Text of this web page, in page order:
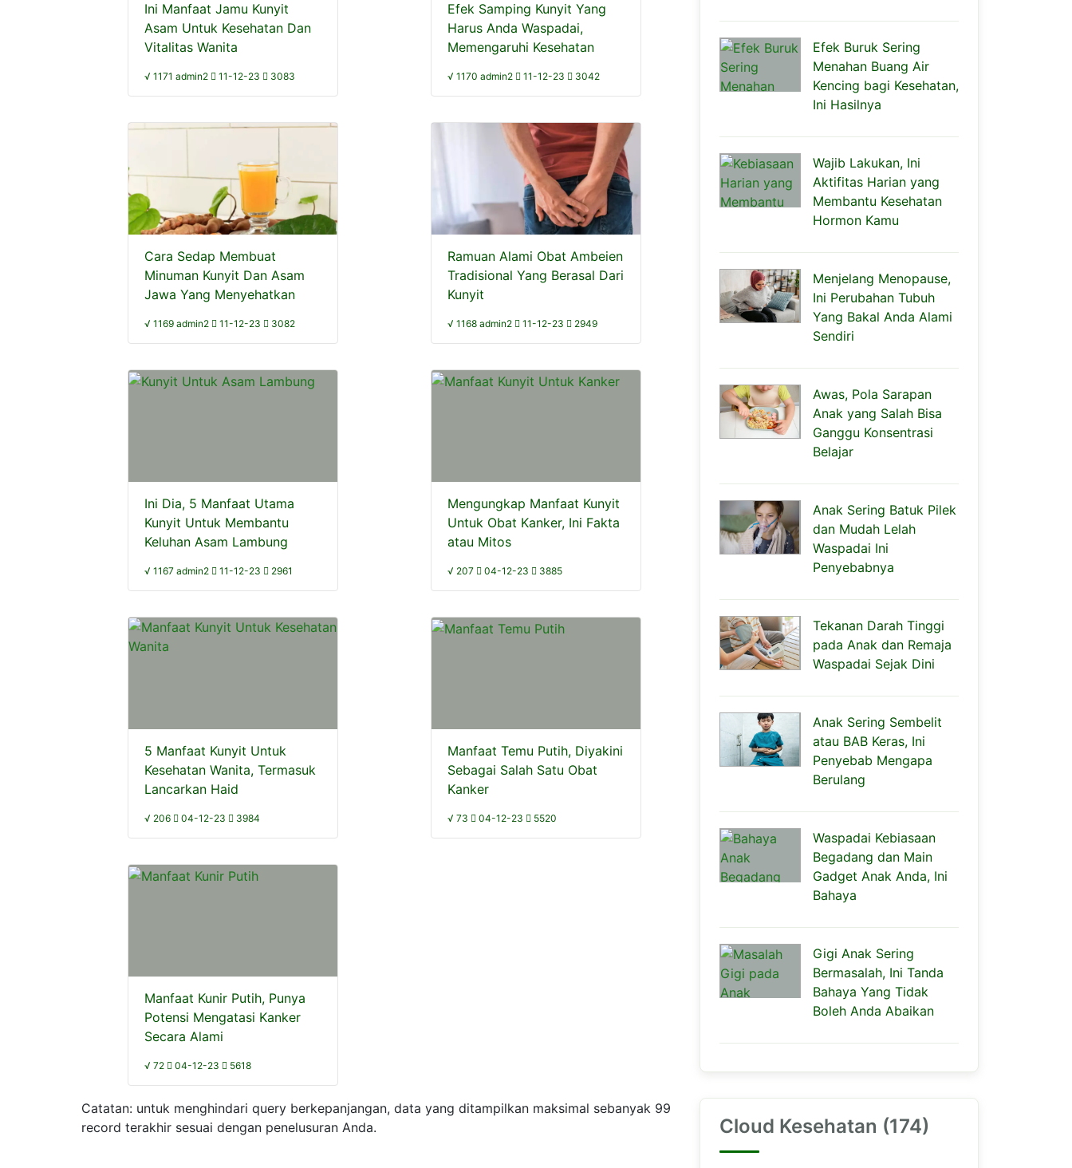
Ini Manfaat Jamu Kunyit
Asam Untuk Kesehatan Dan
Vitalitas Wanita
√ 1171 admin2 11-12-23 3083
Efek Samping Kunyit Yang
Harus Anda Waspadai,
Memengaruhi Kesehatan
√ 1170 admin2 11-12-23 3042
Cara Sedap Membuat
Minuman Kunyit Dan Asam
Jawa Yang Menyehatkan
√ 1169 admin2 11-12-23 3082
Ramuan Alami Obat Ambeien
Tradisional Yang Berasal Dari
Kunyit
√ 1168 admin2 11-12-23 2949
Ini Dia, 5 Manfaat Utama
Kunyit Untuk Membantu
Keluhan Asam Lambung
√ 1167 admin2 11-12-23 2961
Mengungkap Manfaat Kunyit
Untuk Obat Kanker, Ini Fakta
atau Mitos
√ 207 04-12-23 3885
5 Manfaat Kunyit Untuk
Kesehatan Wanita, Termasuk
Lancarkan Haid
√ 206 04-12-23 3984
Manfaat Temu Putih, Diyakini
Sebagai Salah Satu Obat
Kanker
√ 73 04-12-23 5520
Manfaat Kunir Putih, Punya
Potensi Mengatasi Kanker
Secara Alami
√ 72 04-12-23 5618
Catatan: untuk menghindari query berkepanjangan, data yang ditampilkan maksimal sebanyak 99
record terakhir sesuai dengan penelusuran Anda.
Efek Buruk Sering
Menahan Buang Air
Kencing bagi Kesehatan,
Ini Hasilnya
Wajib Lakukan, Ini
Aktifitas Harian yang
Membantu Kesehatan
Hormon Kamu
Menjelang Menopause,
Ini Perubahan Tubuh
Yang Bakal Anda Alami
Sendiri
Awas, Pola Sarapan
Anak yang Salah Bisa
Ganggu Konsentrasi
Belajar
Anak Sering Batuk Pilek
dan Mudah Lelah
Waspadai Ini
Penyebabnya
Tekanan Darah Tinggi
pada Anak dan Remaja
Waspadai Sejak Dini
Anak Sering Sembelit
atau BAB Keras, Ini
Penyebab Mengapa
Berulang
Waspadai Kebiasaan
Begadang dan Main
Gadget Anak Anda, Ini
Bahaya
Gigi Anak Sering
Bermasalah, Ini Tanda
Bahaya Yang Tidak
Boleh Anda Abaikan
Cloud Kesehatan (174)